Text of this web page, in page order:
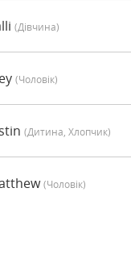
(дівчина)
(чоловік)
(дитина, Хлопчик)
(чоловік)